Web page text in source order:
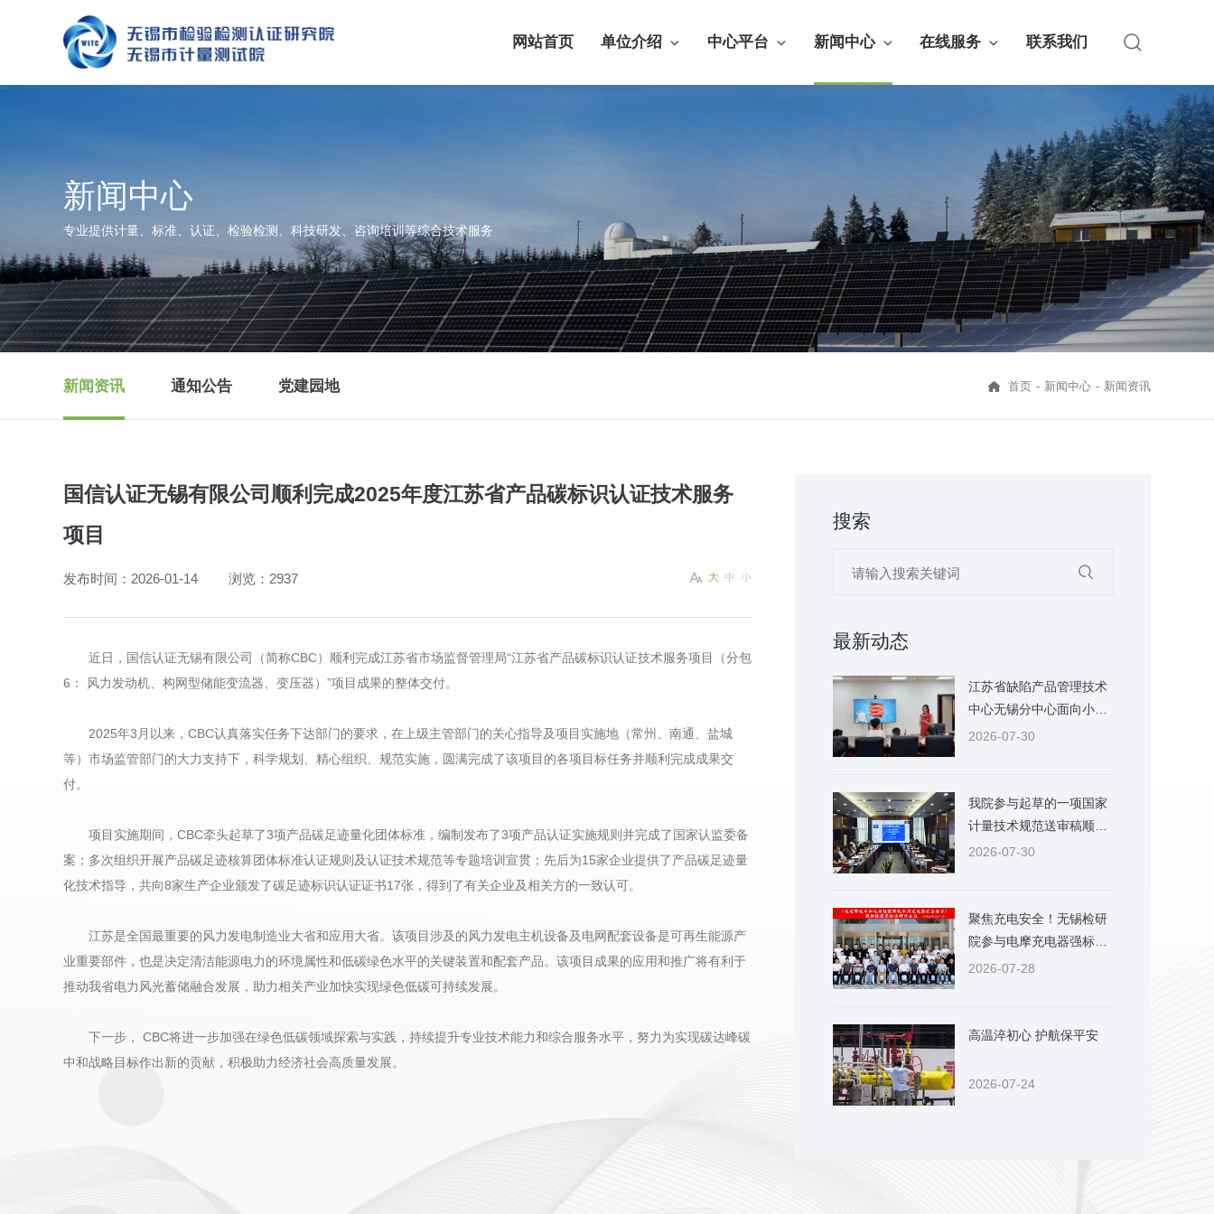
网站首页 单位介绍 中心平台 新闻中心 在线服务 联系我们
新闻中心
专业提供计量、标准、认证、检验检测、科技研发、咨询培训等综合技术服务
新闻资讯 通知公告 党建园地 首页 - 新闻中心 - 新闻资讯
国信认证无锡有限公司顺利完成2025年度江苏省产品碳标识认证技术服务
项目
发布时间：2026-01-14 浏览：2937 大 中 小
近日，国信认证无锡有限公司（简称CBC）顺利完成江苏省市场监督管理局“江苏省产品碳标识认证技术服务项目（分包
6： 风力发动机、构网型储能变流器、变压器）”项目成果的整体交付。
2025年3月以来，CBC认真落实任务下达部门的要求，在上级主管部门的关心指导及项目实施地（常州、南通、盐城
等）市场监管部门的大力支持下，科学规划、精心组织、规范实施，圆满完成了该项目的各项目标任务并顺利完成成果交
付。
项目实施期间，CBC牵头起草了3项产品碳足迹量化团体标准，编制发布了3项产品认证实施规则并完成了国家认监委备
案；多次组织开展产品碳足迹核算团体标准认证规则及认证技术规范等专题培训宣贯；先后为15家企业提供了产品碳足迹量
化技术指导，共向8家生产企业颁发了碳足迹标识认证证书17张，得到了有关企业及相关方的一致认可。
江苏是全国最重要的风力发电制造业大省和应用大省。该项目涉及的风力发电主机设备及电网配套设备是可再生能源产
业重要部件，也是决定清洁能源电力的环境属性和低碳绿色水平的关键装置和配套产品。该项目成果的应用和推广将有利于
推动我省电力风光蓄储融合发展，助力相关产业加快实现绿色低碳可持续发展。
下一步， CBC将进一步加强在绿色低碳领域探索与实践，持续提升专业技术能力和综合服务水平，努力为实现碳达峰碳
中和战略目标作出新的贡献，积极助力经济社会高质量发展。
搜索
最新动态
江苏省缺陷产品管理技术
中心无锡分中心面向小学
生开展缺陷消费品召回科
2026-07-30
我院参与起草的一项国家
计量技术规范送审稿顺利
通过审查
2026-07-30
聚焦充电安全！无锡检研
院参与电摩充电器强标研
讨
2026-07-28
高温淬初心 护航保平安
2026-07-24